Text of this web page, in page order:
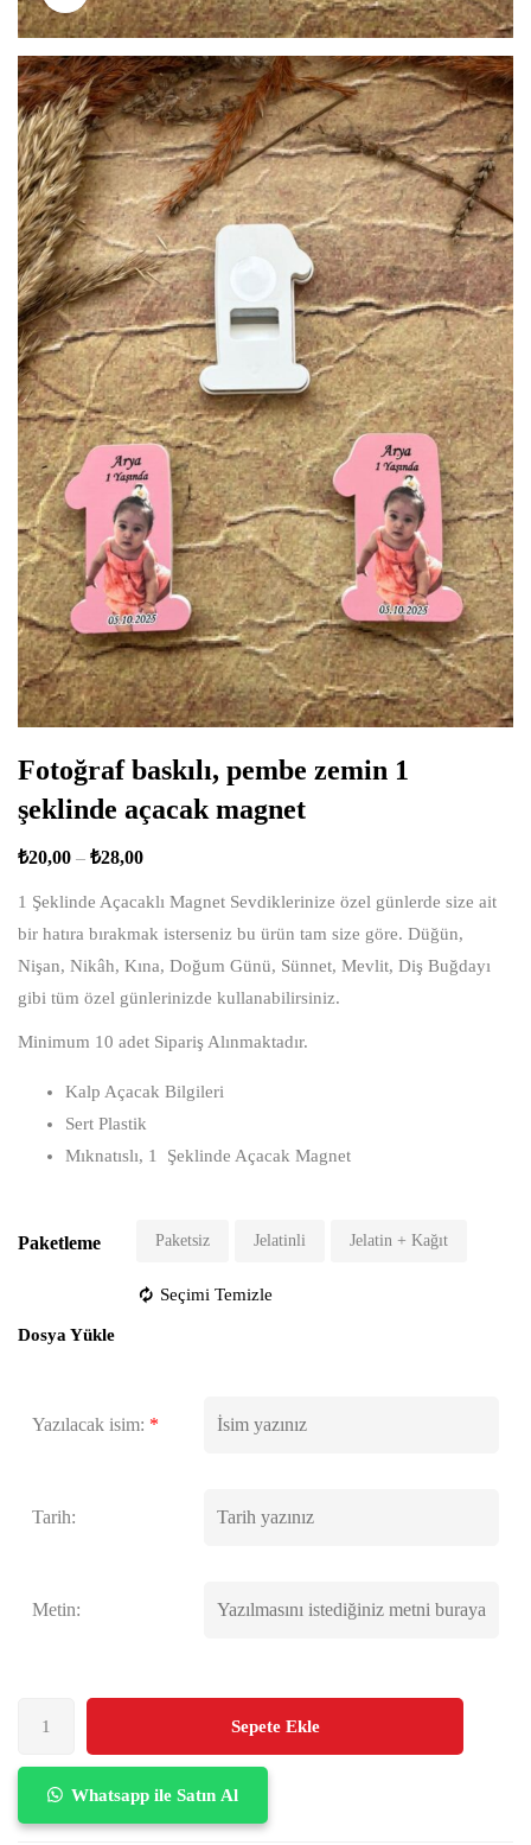
Fotoğraf baskılı, pembe zemin 1
şeklinde açacak magnet
₺20,00 – ₺28,00
1 Şeklinde Açacaklı Magnet Sevdiklerinize özel günlerde size ait
bir hatıra bırakmak isterseniz bu ürün tam size göre. Düğün,
Nişan, Nikâh, Kına, Doğum Günü, Sünnet, Mevlit, Diş Buğdayı
gibi tüm özel günlerinizde kullanabilirsiniz.
Minimum 10 adet Sipariş Alınmaktadır.
Kalp Açacak Bilgileri
Sert Plastik
Mıknatıslı, 1 Şeklinde Açacak Magnet
Paketleme Paketsiz Jelatinli Jelatin + Kağıt
Seçimi Temizle
Dosya Yükle
Yazılacak isim: *
Tarih:
Metin:
Sepete Ekle
Whatsapp ile Satın Al